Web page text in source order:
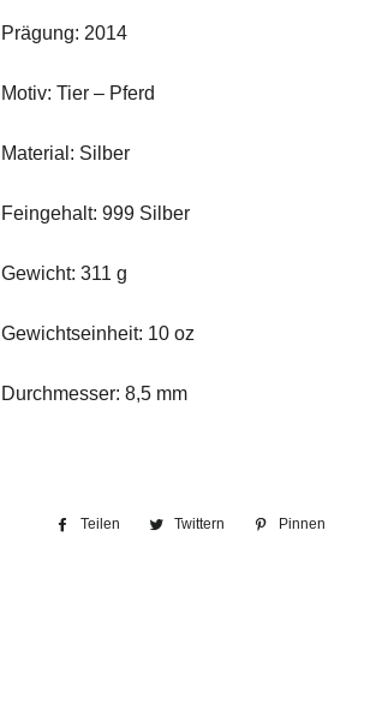
Prägung: 2014
Motiv: Tier – Pferd
Material: Silber
Feingehalt: 999 Silber
Gewicht: 311 g
Gewichtseinheit: 10 oz
Durchmesser: 8,5 mm
Teilen
Auf
Twittern
Auf
Pinnen